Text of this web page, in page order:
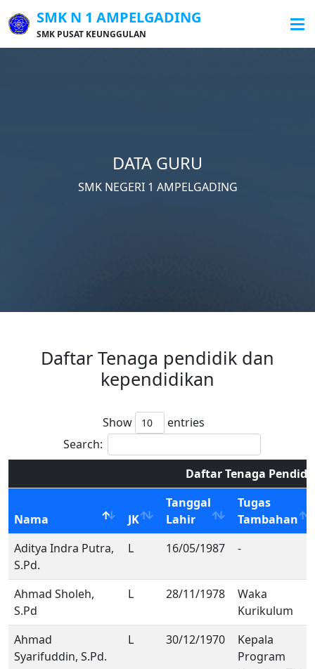
SMK N 1 AMPELGADING
SMK PUSAT KEUNGGULAN
DATA GURU
SMK NEGERI 1 AMPELGADING
Daftar Tenaga pendidik dan
kependidikan
Show
entries
Search:
Daftar Tenaga
Nama JK
Tanggal
Lahir
Tugas
Tambahan
Aditya Indra Putra,
S.Pd.
L 16/05/1987 -
Ahmad Sholeh,
S.Pd
L 28/11/1978
Waka
Kurikulum
Ahmad
Syarifuddin, S.Pd.
L 30/12/1970
Kepala
Program